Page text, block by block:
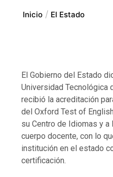
Inicio El Estado
El Gobierno del Estado
Universidad Tecnológica
recibió la acreditación
del Oxford Test of
su Centro de Idiomas y
cuerpo docente, con lo
institución en el estado
certificación.